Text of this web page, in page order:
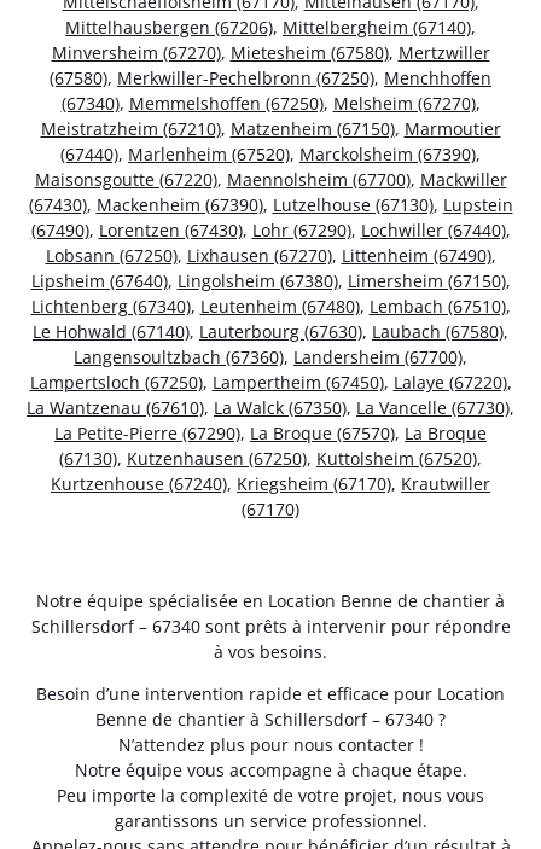
Mittelhausbergen (67206), Mittelbergheim (67140),
Minversheim (67270), Mietesheim (67580), Mertzwiller
(67580), Merkwiller-Pechelbronn (67250), Menchhoffen
(67340), Memmelshoffen (67250), Melsheim (67270),
Meistratzheim (67210), Matzenheim (67150), Marmoutier
(67440), Marlenheim (67520), Marckolsheim (67390),
Maisonsgoutte (67220), Maennolsheim (67700), Mackwiller
(67430), Mackenheim (67390), Lutzelhouse (67130), Lupstein
(67490), Lorentzen (67430), Lohr (67290), Lochwiller (67440),
Lobsann (67250), Lixhausen (67270), Littenheim (67490),
Lipsheim (67640), Lingolsheim (67380), Limersheim (67150),
Lichtenberg (67340), Leutenheim (67480), Lembach (67510),
Le Hohwald (67140), Lauterbourg (67630), Laubach (67580),
Langensoultzbach (67360), Landersheim (67700),
Lampertsloch (67250), Lampertheim (67450), Lalaye (67220),
La Wantzenau (67610), La Walck (67350), La Vancelle (67730),
La Petite-Pierre (67290), La Broque (67570), La Broque
(67130), Kutzenhausen (67250), Kuttolsheim (67520),
Kurtzenhouse (67240), Kriegsheim (67170), Krautwiller
(67170)
Notre équipe spécialisée en Location Benne de chantier à
Schillersdorf – 67340 sont prêts à intervenir pour répondre
à vos besoins.
Besoin d’une intervention rapide et efficace pour Location
Benne de chantier à Schillersdorf – 67340 ?
N’attendez plus pour nous contacter !
Notre équipe vous accompagne à chaque étape.
Peu importe la complexité de votre projet, nous vous
garantissons un service professionnel.